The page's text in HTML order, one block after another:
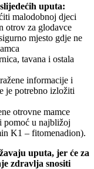
uputa:
malodobnoj djeci
otrov za glodavce
mjesto gdje ne
tavana i ostala
informacije i
je potrebno izložiti
otrovne mamce
pomoć u najbližoj
K1 – fitomenadion).
uputa, jer će za
zdravlja snositi